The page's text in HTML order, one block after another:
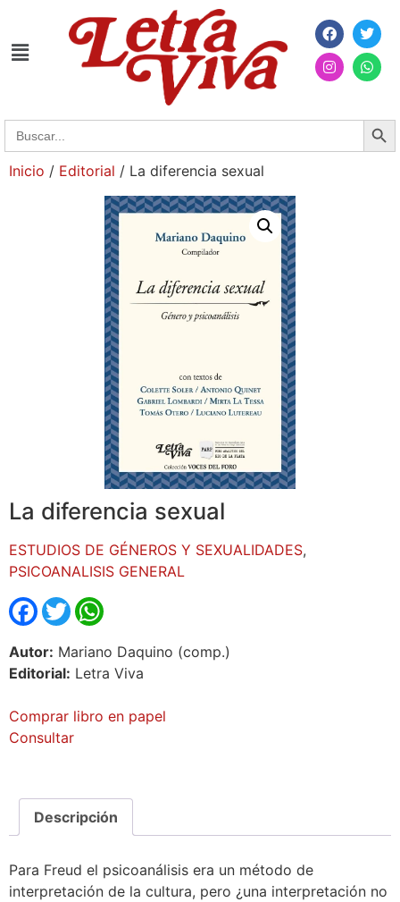
Search
for:
Inicio / Editorial / La diferencia sexual
La diferencia sexual
ESTUDIOS DE GÉNEROS Y SEXUALIDADES,
PSICOANALISIS GENERAL
Facebook
Twitter
Autor: Mariano Daquino (comp.)
Editorial: Letra Viva
Comprar libro en papel
Consultar
Descripción
Para Freud el psicoanálisis era un método de
interpretación de la cultura, pero ¿una interpretación no